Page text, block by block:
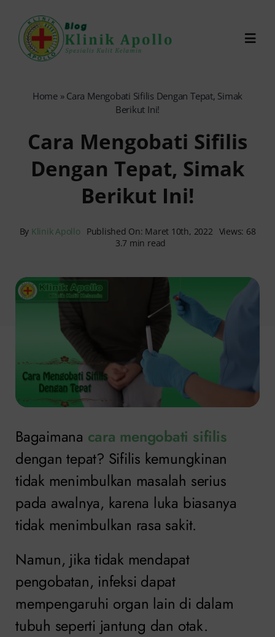
content
Reservasi Online
Home» Cara Mengobati Sifilis Dengan Tepat, Simak
Berikut Ini!
Cara Mengobati Sifilis
Dengan Tepat, Simak
Berikut Ini!
By Klinik Apollo Published On: Maret 10th, 2022 Views: 68
3.7 min read
Bagaimana cara mengobati sifilis
dengan tepat? Sifilis kemungkinan
tidak menimbulkan masalah serius
pada awalnya, karena luka biasanya
tidak menimbulkan rasa sakit.
Namun, jika tidak mendapat
pengobatan, infeksi dapat
mempengaruhi organ lain di dalam
tubuh seperti jantung dan otak.